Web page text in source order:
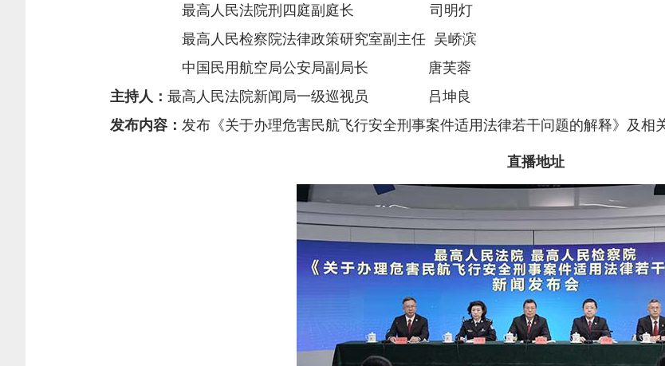
最高人民法院刑四庭副庭长 司明灯
最高人民检察院法律政策研究室副主任 吴峤滨
中国民用航空局公安局副局长 唐芙蓉
主持人： 最高人民法院新闻局一级巡视员 吕坤良
发布内容： 发布《关于办理危害民航飞行安全刑事案件适用法律若干问题的解释》及相
直播地址